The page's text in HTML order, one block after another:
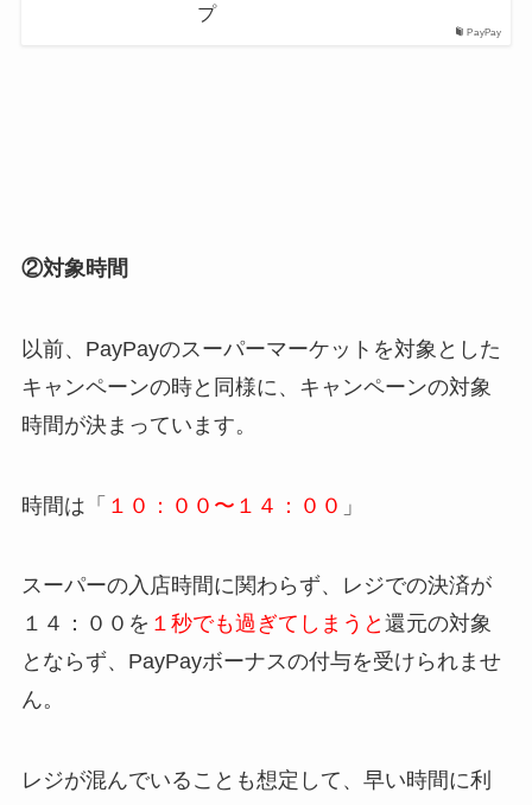
PayPay
プ
②対象時間
以前、PayPayのスーパーマーケットを対象とした
キャンペーンの時と同様に、キャンペーンの対象
時間が決まっています。
時間は「 １０：００〜１４：００ 」
スーパーの入店時間に関わらず、レジでの決済が
１４：００を １秒でも過ぎてしまうと 還元の対象
とならず、PayPayボーナスの付与を受けられませ
ん。
レジが混んでいることも想定して、早い時間に利